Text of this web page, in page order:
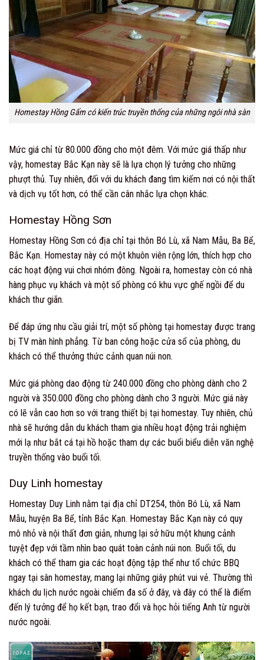
Homestay Hồng Gấm có kiến trúc truyền thống của những ngôi nhà sàn
Mức giá chỉ từ 80.000 đồng cho một đêm. Với mức giá thấp như
vậy, homestay Bắc Kạn này sẽ là lựa chọn lý tưởng cho những
phượt thủ. Tuy nhiên, đối với du khách đang tìm kiếm nơi có nội thất
và dịch vụ tốt hơn, có thể cần cân nhắc lựa chọn khác.
Homestay Hồng Sơn
Homestay Hồng Sơn có địa chỉ tại thôn Bó Lù, xã Nam Mẫu, Ba Bể,
Bắc Kạn. Homestay này có một khuôn viên rộng lớn, thích hợp cho
các hoạt động vui chơi nhóm đông. Ngoài ra, homestay còn có nhà
hàng phục vụ khách và một số phòng có khu vực ghế ngồi để du
khách thư giãn.
Để đáp ứng nhu cầu giải trí, một số phòng tại homestay được trang
bị TV màn hình phẳng. Từ ban công hoặc cửa sổ của phòng, du
khách có thể thưởng thức cảnh quan núi non.
Mức giá phòng dao động từ 240.000 đồng cho phòng dành cho 2
người và 350.000 đồng cho phòng dành cho 3 người. Mức giá này
có lẽ vẫn cao hơn so với trang thiết bị tại homestay. Tuy nhiên, chủ
nhà sẽ hướng dẫn du khách tham gia nhiều hoạt động trải nghiệm
mới lạ như bắt cá tại hồ hoặc tham dự các buổi biểu diễn văn nghệ
truyền thống vào buổi tối.
Duy Linh homestay
Homestay Duy Linh nằm tại địa chỉ DT254, thôn Bó Lù, xã Nam
Mẫu, huyện Ba Bể, tỉnh Bắc Kạn. Homestay Bắc Kạn này có quy
mô nhỏ và nội thất đơn giản, nhưng lại sở hữu một khung cảnh
tuyệt đẹp với tầm nhìn bao quát toàn cảnh núi non. Buổi tối, du
khách có thể tham gia các hoạt động tập thể như tổ chức BBQ
ngay tại sân homestay, mang lại những giây phút vui vẻ. Thường thì
khách du lịch nước ngoài chiếm đa số ở đây, và đây có thể là điểm
đến lý tưởng để họ kết bạn, trao đổi và học hỏi tiếng Anh từ người
nước ngoài.